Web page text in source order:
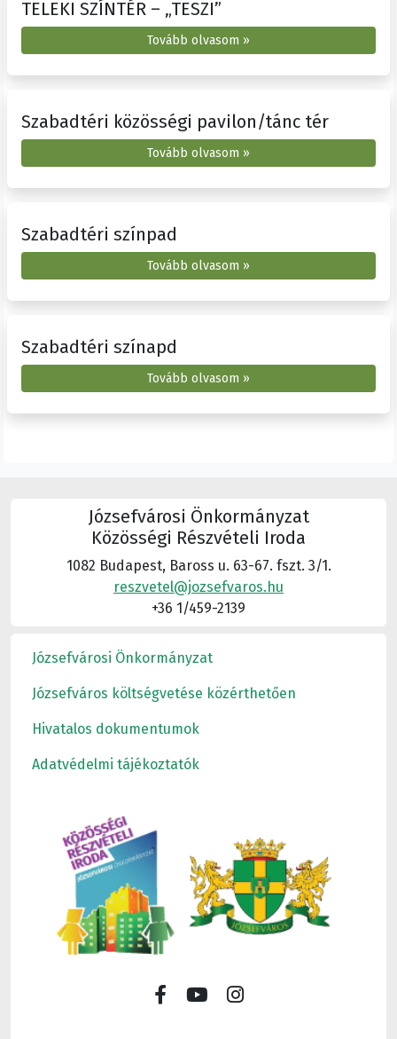
TELEKI SZÍNTÉR – „TESZI”
Tovább olvasom »
Szabadtéri közösségi pavilon/tánc tér
Tovább olvasom »
Szabadtéri színpad
Tovább olvasom »
Szabadtéri színapd
Tovább olvasom »
Józsefvárosi Önkormányzat
Közösségi Részvételi Iroda
1082 Budapest, Baross u. 63-67. fszt. 3/1.
reszvetel@jozsefvaros.hu
+36 1/459-2139
Józsefvárosi Önkormányzat
Józsefváros költségvetése közérthetően
Hivatalos dokumentumok
Adatvédelmi tájékoztatók